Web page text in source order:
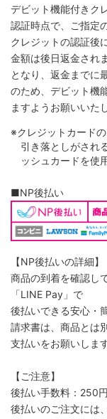
デビット機能付きク
認証時点で、ご指定
クレジットの認証後
金額は後日返金され
となり、返金までに
のため、デビット機
ますようお願いいた
※クレジットカード
引き落としがされ
ッシュカードを使
■NP後払い
【NP後払いの詳細】
商品の到着を確認し
「LINE Pay」で
後払いできる安心・
請求書は、商品とは
支払いをお願いします
【ご注意】
後払い手数料：250円
後払いのご注文には、